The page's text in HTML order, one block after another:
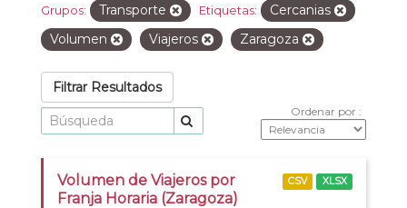
Grupos: Transporte Etiquetas:
Cercanias
Volumen
Viajeros Zaragoza
Filtrar Resultados
Ordenar por
Volumen de Viajeros por
Franja Horaria (Zaragoza)
CSV XLSX